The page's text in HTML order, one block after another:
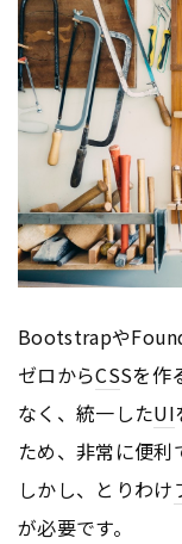
Bootstrapや
ゼロからCSSを作
なく、統一したUI
ため、非常に便利
しかし、とりわけ
が必要です。